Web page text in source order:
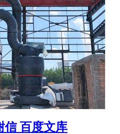
信 百度文库